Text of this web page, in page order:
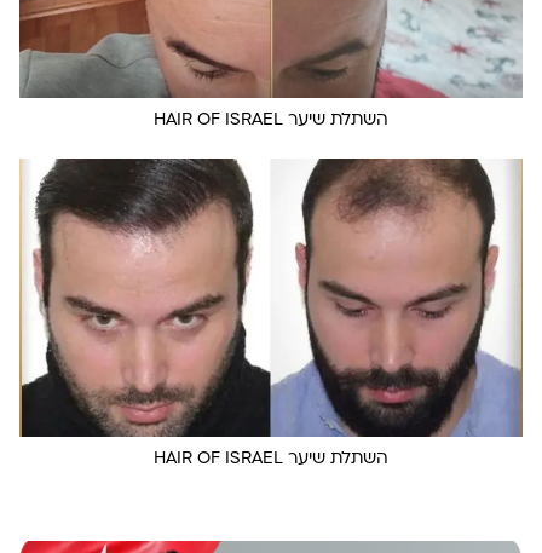
השתלת שיער HAIR OF ISRAEL
השתלת שיער HAIR OF ISRAEL